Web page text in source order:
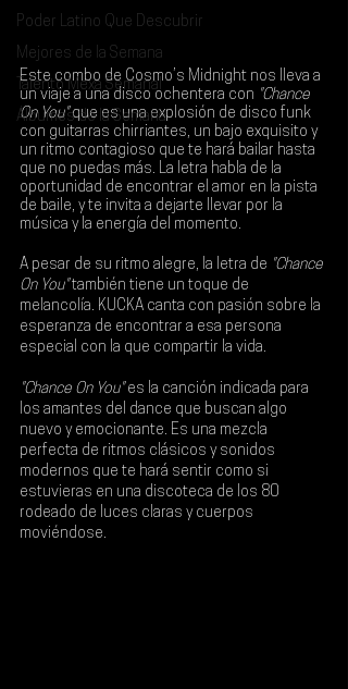
Poder Latino Que Descubrir
Mejores de la Semana
Talento Mexa Semanal
Álbumes de la Semana
Este combo de Cosmo’s Midnight nos lleva a
un viaje a una disco ochentera con "Chance
On You" que es una explosión de disco funk
con guitarras chirriantes, un bajo exquisito y
un ritmo contagioso que te hará bailar hasta
que no puedas más. La letra habla de la
oportunidad de encontrar el amor en la pista
de baile, y te invita a dejarte llevar por la
música y la energía del momento.
A pesar de su ritmo alegre, la letra de "Chance
On You" también tiene un toque de
melancolía. KUCKA canta con pasión sobre la
esperanza de encontrar a esa persona
especial con la que compartir la vida.
"Chance On You" es la canción indicada para
los amantes del dance que buscan algo
nuevo y emocionante. Es una mezcla
perfecta de ritmos clásicos y sonidos
modernos que te hará sentir como si
estuvieras en una discoteca de los 80
rodeado de luces claras y cuerpos
moviéndose.